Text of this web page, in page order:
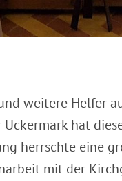
weitere Helfer
hat
herrschte eine
mit der